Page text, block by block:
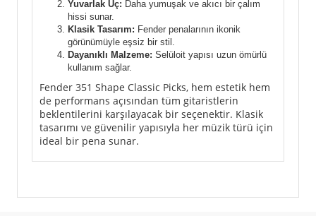
Yuvarlak Uç: Daha yumuşak ve akıcı bir çalım
hissi sunar.
Klasik Tasarım: Fender penalarının ikonik
görünümüyle eşsiz bir stil.
Dayanıklı Malzeme: Selüloit yapısı uzun ömürlü
kullanım sağlar.
Fender 351 Shape Classic Picks, hem estetik hem
de performans açısından tüm gitaristlerin
beklentilerini karşılayacak bir seçenektir. Klasik
tasarımı ve güvenilir yapısıyla her müzik türü için
ideal bir pena sunar.